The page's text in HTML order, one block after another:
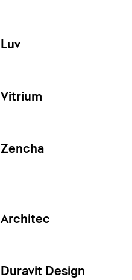
Luv
Vitrium
Zencha
Architec
Duravit Design